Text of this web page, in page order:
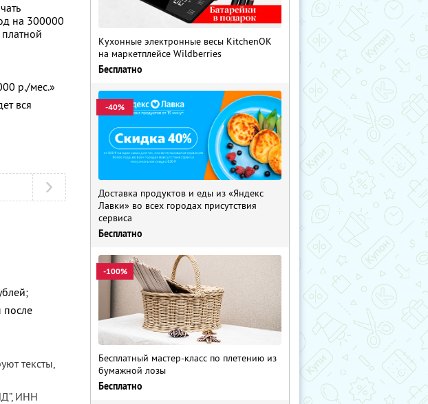
на 300000
р./мес.»
вся
после
тексты,
ИНН
Кухонные электронные весы KitchenOK
на маркетплейсе Wildberries
Бесплатно
-40%
Доставка продуктов и еды из «Яндекс
Лавки» во всех городах присутствия
сервиса
Бесплатно
-100%
Бесплатный мастер-класс по плетению из
бумажной лозы
Бесплатно